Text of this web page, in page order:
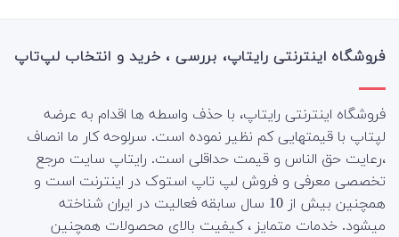
فروشگاه اینترنتی رایتاپ، بررسی ، خرید و انتخاب لپ‌تاپ
فروشگاه اینترنتی رایتاپ، با حذف واسطه ها اقدام به عرضه
لپتاپ با قیمتهایی کم نظیر نموده است. سرلوحه کار ما انصاف
،رعایت حق الناس و قیمت حداقلی است. رایتاپ سایت مرجع
تخصصی معرفی و فروش لپ تاپ استوک در اینترنت است و
همچنین بیش از 10 سال سابقه فعالیت در ایران شناخته
میشود. خدمات متمایز ، کیفیت بالای محصولات همچنین